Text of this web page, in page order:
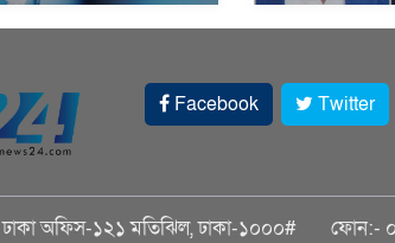
Facebook Twitter
ঢাকা অফিস-১২১ মতিঝিল, ঢাকা-১০০০# ফোন:-